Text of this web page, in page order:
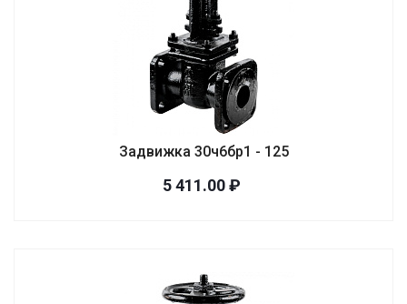
Задвижка 30ч6бр1 - 125
5 411.00 ₽